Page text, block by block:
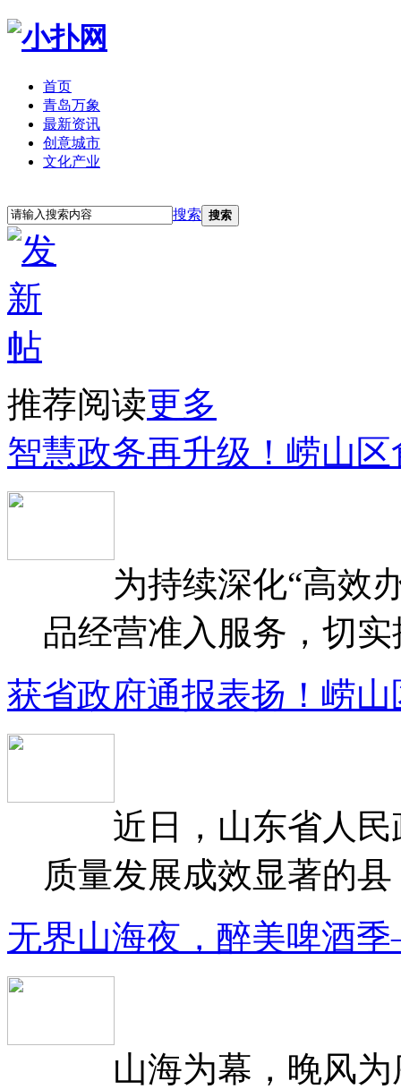
首页
青岛万象
最新资讯
创意城市
文化产业
搜索 搜索
推荐阅读更多
智慧政务再升级！崂山
为持续深化“高效办
品经营准入服务，切
获省政府通报表扬！崂
近日，山东省人民
质量发展成效显著的
无界山海夜，醉美啤酒
山海为幕，晚风为